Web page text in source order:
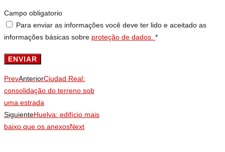
Campo obligatorio
Para enviar as informações você deve ter lido e aceitado as
informações básicas sobre proteção de dados. *
ENVIAR
PrevAnteriorCiudad Real:
consolidação do terreno sob
uma estrada
SiguienteHuelva: edifício mais
baixo que os anexosNext